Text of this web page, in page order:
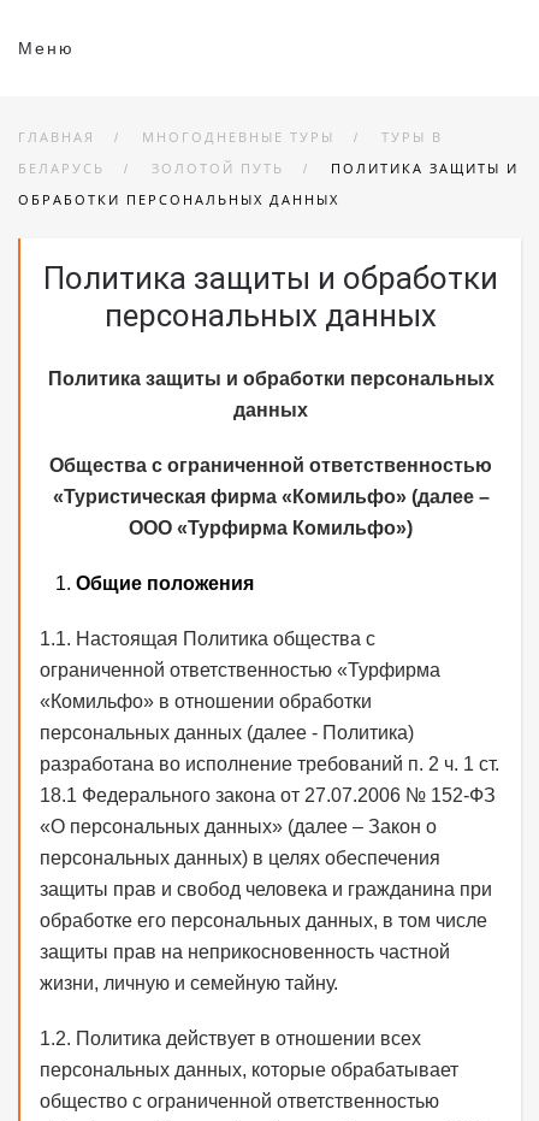
Меню
ГЛАВНАЯ МНОГОДНЕВНЫЕ ТУРЫ
ТУРЫ В
БЕЛАРУСЬ
ЗОЛОТОЙ ПУТЬ
ПОЛИТИКА ЗАЩИТЫ И
ОБРАБОТКИ ПЕРСОНАЛЬНЫХ ДАННЫХ
Политика защиты и обработки
персональных данных
Политика защиты и обработки персональных
данных
Общества с ограниченной ответственностью
«Туристическая фирма «Комильфо» (далее –
ООО «Турфирма Комильфо»)
Общие положения
1.1. Настоящая Политика общества с
ограниченной ответственностью «Турфирма
«Комильфо» в отношении обработки
персональных данных (далее - Политика)
разработана во исполнение требований п. 2 ч. 1 ст.
18.1 Федерального закона от 27.07.2006 № 152-ФЗ
«О персональных данных» (далее – Закон о
персональных данных) в целях обеспечения
защиты прав и свобод человека и гражданина при
обработке его персональных данных, в том числе
защиты прав на неприкосновенность частной
жизни, личную и семейную тайну.
1.2. Политика действует в отношении всех
персональных данных, которые обрабатывает
общество с ограниченной ответственностью